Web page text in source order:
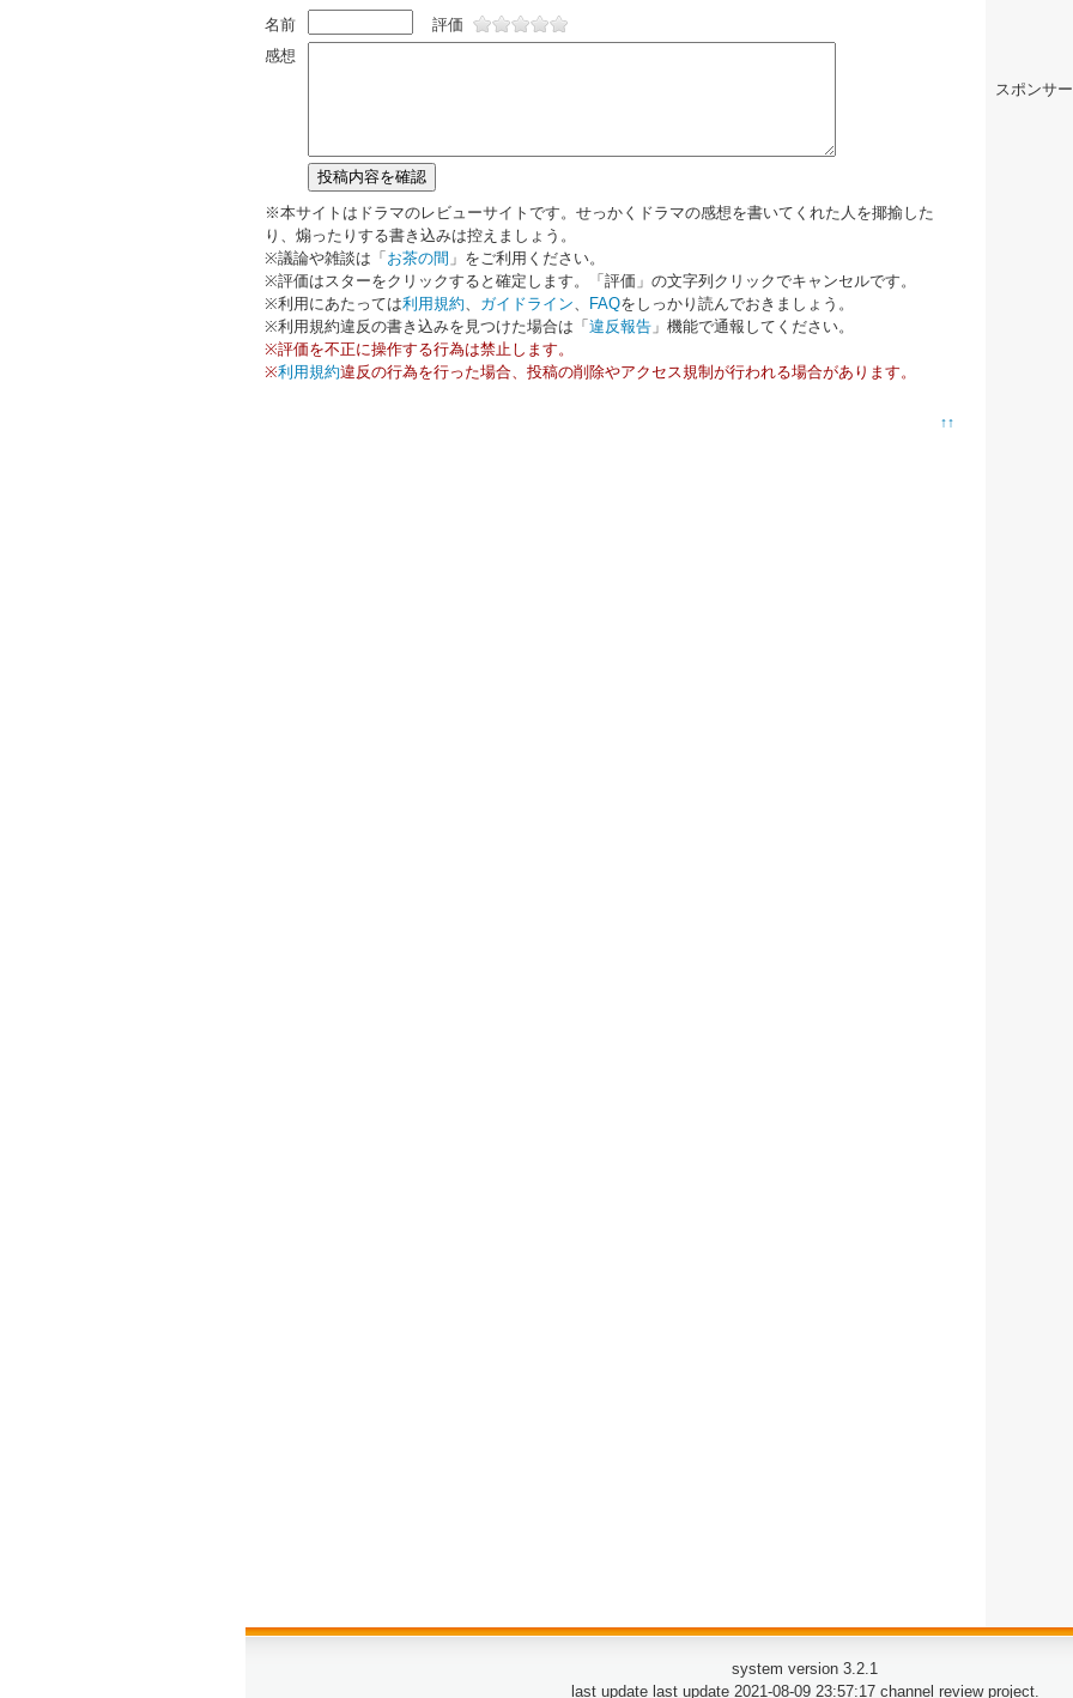
名前
評価
感想
※本サイトはドラマのレビューサイトです。せっかくドラマの感想を書いてくれた人を揶揄した
り、煽ったりする書き込みは控えましょう。
※議論や雑談は「 お茶の間 」をご利用ください。
※評価はスターをクリックすると確定します。「評価」の文字列クリックでキャンセルです。
※利用にあたっては利用規約、 ガイドライン、 FAQをしっかり読んでおきましょう。
※利用規約違反の書き込みを見つけた場合は「 違反報告 」機能で通報してください。
※評価を不正に操作する行為は禁止します。
※利用規約違反の行為を行った場合、投稿の削除やアクセス規制が行われる場合があります。
↑↑
スポンサ
system version 3.2.1
last update last update 2021-08-09 23:57:17 channel review project.